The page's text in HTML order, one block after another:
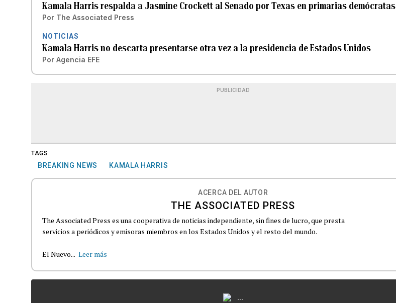
Kamala Harris respalda a Jasmine Crockett al Senado por Texas en primarias demócratas
Por The Associated Press
NOTICIAS
Kamala Harris no descarta presentarse otra vez a la presidencia de Estados Unidos
Por Agencia EFE
PUBLICIDAD
TAGS
BREAKING NEWS KAMALA HARRIS
ACERCA DEL AUTOR
THE ASSOCIATED PRESS
The Associated Press es una cooperativa de noticias independiente, sin fines de lucro, que presta
servicios a periódicos y emisoras miembros en los Estados Unidos y el resto del mundo.
El Nuevo... Leer más
...